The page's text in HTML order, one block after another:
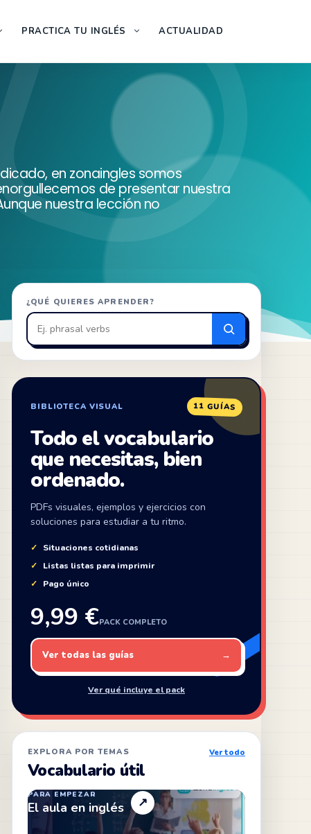
PRACTICA TU INGLÉS ACTUALIDAD
en zonaingles somos
de presentar nuestra
nuestra lección no
¿QUÉ QUIERES APRENDER?
Buscar
en
ZonaIngles
BIBLIOTECA VISUAL 11 GUÍAS
Todo el vocabulario
que necesitas, bien
ordenado.
PDFs visuales, ejemplos y ejercicios con
soluciones para estudiar a tu ritmo.
Situaciones cotidianas
Listas listas para imprimir
Pago único
9,99 €PACK COMPLETO
Ver todas las guías →
Ver qué incluye el pack
EXPLORA POR TEMAS
Vocabulario útil
Ver todo
PARA EMPEZAR
El aula en inglés ↗